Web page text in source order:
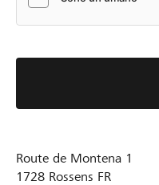
Route de Montena 1
1728 Rossens FR